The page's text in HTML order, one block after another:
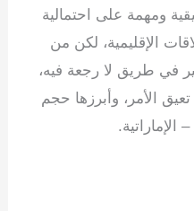
ومهمة على احتمالية
الإقليمية، لكن من
في طريق لا رجعة فيه،
الأمر، وأبرزها حجم
الإماراتية.